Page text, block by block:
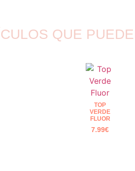
QUE
TOP
VERDE
FLUOR
7.99€